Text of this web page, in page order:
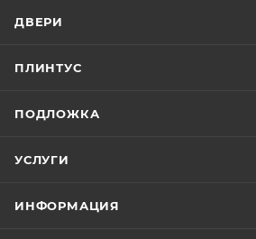
ДВЕРИ
ПЛИНТУС
ПОДЛОЖКА
УСЛУГИ
ИНФОРМАЦИЯ